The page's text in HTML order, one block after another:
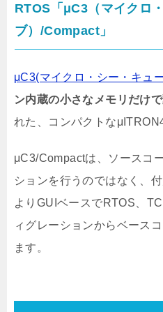
RTOS「μC3（マイクロ
ブ）/Compact」
μC3(マイクロ・シー・キュ
ン内蔵の小さなメモリだけ
れた、コンパクトな
μC3/Compactは、ソースコ
ションを行うのではなく、
よりGUIベースでRTOS、
ィグレーションからベース
ます。